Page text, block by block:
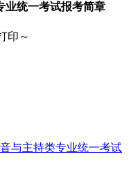
业统一考试报考简章
印～
与主持类专业统一考试